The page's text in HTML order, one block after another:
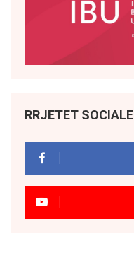
RRJETET SOCIALE